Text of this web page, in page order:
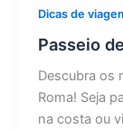
Dicas de
Passeio
Descubra os
Roma! Seja
na costa ou